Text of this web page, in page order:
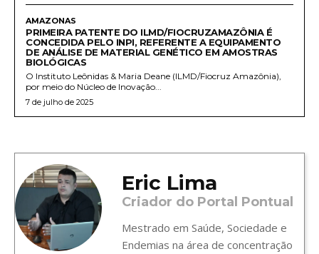
AMAZONAS
PRIMEIRA PATENTE DO ILMD/FIOCRUZAMAZÔNIA É
CONCEDIDA PELO INPI, REFERENTE A EQUIPAMENTO
DE ANÁLISE DE MATERIAL GENÉTICO EM AMOSTRAS
BIOLÓGICAS
O Instituto Leônidas & Maria Deane (ILMD/Fiocruz Amazônia),
por meio do Núcleo de Inovação...
7 de julho de 2025
Eric Lima
Criador do Portal Pontual
Mestrado em Saúde, Sociedade e
Endemias na área de concentração